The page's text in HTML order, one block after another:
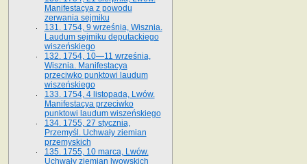
Manifestacya z powodu
zerwania sejmiku
131. 1754, 9 września, Wisznia.
Laudum sejmiku deputackiego
wiszeńskiego
132. 1754, 10—11 września,
Wisznia. Manifestacya
przeciwko punktowi laudum
wiszeńskiego
133. 1754, 4 listopada, Lwów.
Manifestacya przeciwko
punktowi laudum wiszeńskiego
134. 1755, 27 stycznia,
Przemyśl. Uchwały ziemian
przemyskich
135. 1755, 10 marca, Lwów.
Uchwały ziemian lwowskich